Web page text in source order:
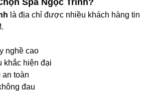
là địa chỉ được nhiều khách hàng tin
nghề cao
khắc hiện đại
an toàn
đau